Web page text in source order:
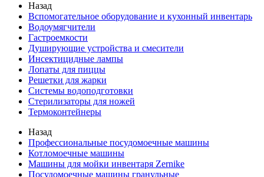
Назад
Вспомогательное оборудование и кухонный инвентарь
Водоумягчители
Гастроемкости
Душирующие устройства и смесители
Инсектицидные лампы
Лопаты для пиццы
Решетки для жарки
Системы водоподготовки
Стерилизаторы для ножей
Термоконтейнеры
Назад
Профессиональные посудомоечные машины
Котломоечные машины
Машины для мойки инвентаря Zernike
Посудомоечные машины гранульные